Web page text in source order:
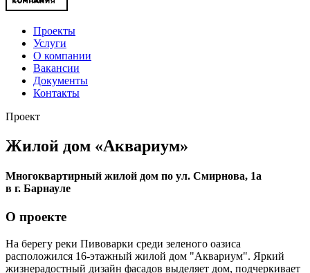
Проекты
Услуги
О компании
Вакансии
Документы
Контакты
Проект
Жилой дом «Аквариум»
Многоквартирный жилой дом по ул. Смирнова, 1а
в г. Барнауле
О проекте
На берегу реки Пивоварки среди зеленого оазиса
расположился 16-этажный жилой дом "Аквариум". Яркий
жизнерадостный дизайн фасадов выделяет дом, подчеркивает